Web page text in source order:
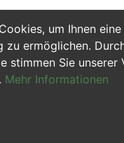
um Ihnen
zu ermöglichen.
stimmen Sie unserer
Mehr Informationen